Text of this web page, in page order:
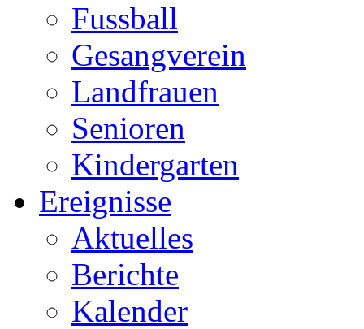
Fussball
Gesangverein
Landfrauen
Senioren
Kindergarten
Ereignisse
Aktuelles
Berichte
Kalender